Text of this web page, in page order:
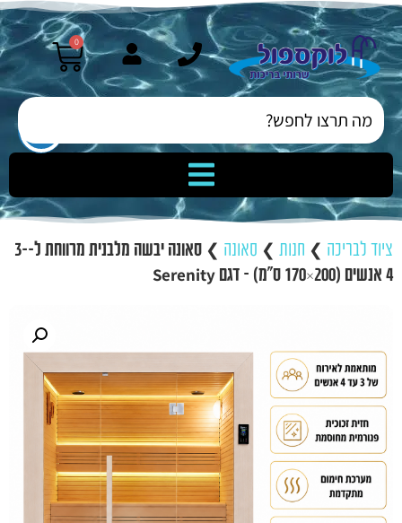
0
ציוד לבריכה ❯ חנות ❯ סאונה ❯
סאונה יבשה מלבנית מרווחת ל-3-
4 אנשים (200×170 ס"מ) – דגם Serenity